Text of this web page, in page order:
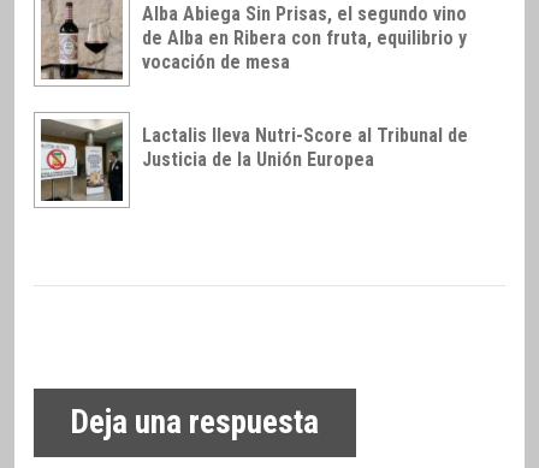
Alba Abiega Sin Prisas, el segundo vino
de Alba en Ribera con fruta, equilibrio y
vocación de mesa
Lactalis lleva Nutri-Score al Tribunal de
Justicia de la Unión Europea
Deja una respuesta